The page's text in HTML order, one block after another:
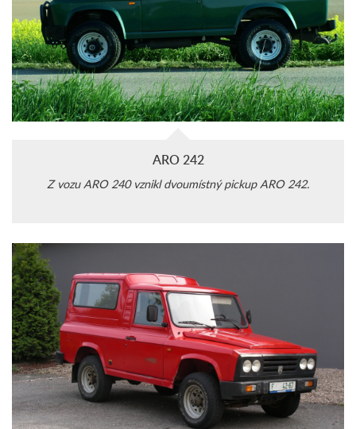
ARO 242
Z vozu ARO 240 vznikl dvoumístný pickup ARO 242.